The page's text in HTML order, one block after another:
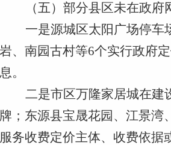
（五）部分县区未在政
一是源城区太阳广场停车
岩、南园古村等6个实行政府
息。
二是市区万隆家居城在建
牌；东源县宝晟花园、江景湾
服务收费定价主体、收费依